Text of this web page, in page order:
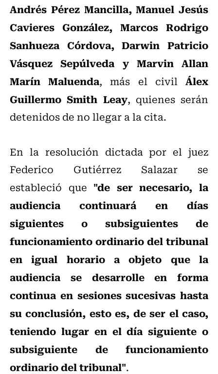
Andrés Pérez Mancilla, Manuel Jesús
Cavieres González, Marcos Rodrigo
Sanhueza Córdova, Darwin Patricio
Vásquez Sepúlveda y Marvin Allan
Marín Maluenda, más el civilÁlex
Guillermo Smith Leay, quienes serán
detenidos de no llegar a la cita.
En la resolución dictada por el juez
Federico Gutiérrez Salazar se
estableció que "de ser necesario, la
audiencia continuará en días
siguientes o subsiguientes de
funcionamiento ordinario del tribunal
en igual horario a objeto que la
audiencia se desarrolle en forma
continua en sesiones sucesivas hasta
su conclusión, esto es, de ser el caso,
teniendo lugar en el día siguiente o
subsiguiente de funcionamiento
ordinario del tribunal".